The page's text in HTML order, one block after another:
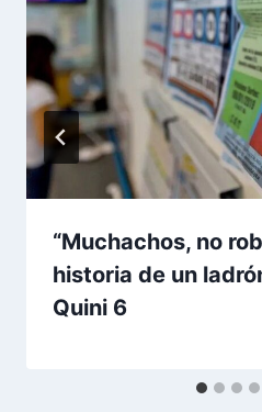
“Muchachos, no
historia de un
Quini 6